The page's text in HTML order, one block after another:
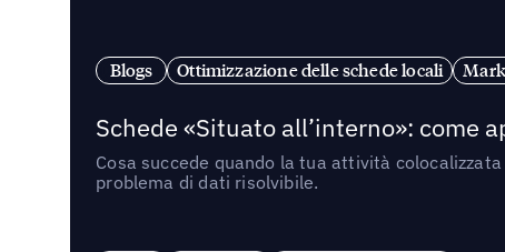
Blogs Ottimizzazione delle schede locali
Schede «Situato all’interno»: come
Cosa succede quando la tua attività
problema di dati risolvibile.